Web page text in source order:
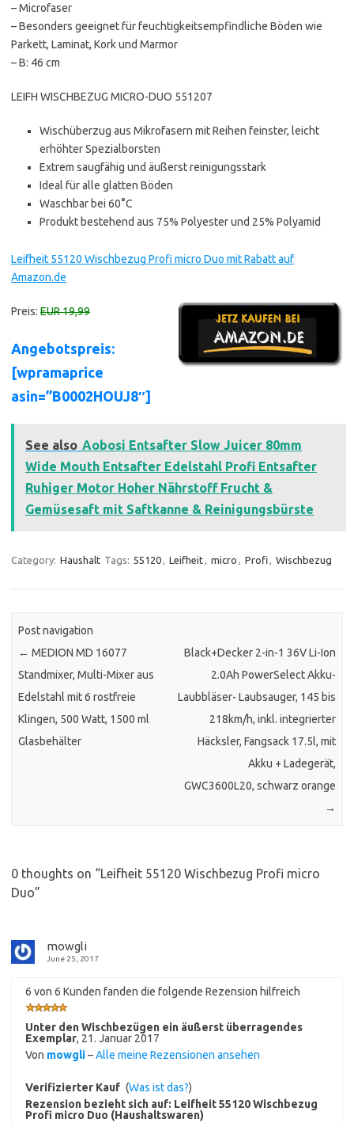
– Microfaser
– Besonders geeignet für feuchtigkeitsempfindliche Böden wie
Parkett, Laminat, Kork und Marmor
– B: 46 cm
LEIFH WISCHBEZUG MICRO-DUO 551207
Wischüberzug aus Mikrofasern mit Reihen feinster, leicht
erhöhter Spezialborsten
Extrem saugfähig und äußerst reinigungsstark
Ideal für alle glatten Böden
Waschbar bei 60°C
Produkt bestehend aus 75% Polyester und 25% Polyamid
Leifheit 55120 Wischbezug Profi micro Duo mit Rabatt auf
Amazon.de
Preis: EUR 19,99
Angebotspreis:
[wpramaprice
asin=”B0002HOUJ8″]
See also Aobosi Entsafter Slow Juicer 80mm
Wide Mouth Entsafter Edelstahl Profi Entsafter
Ruhiger Motor Hoher Nährstoff Frucht &
Gemüsesaft mit Saftkanne & Reinigungsbürste
Category: Haushalt Tags: 55120 Leifheit micro Profi Wischbezug
Post navigation
← MEDION MD 16077
Standmixer, Multi-Mixer aus
Edelstahl mit 6 rostfreie
Klingen, 500 Watt, 1500 ml
Glasbehälter
Black+Decker 2-in-1 36V Li-Ion
2.0Ah PowerSelect Akku-
Laubbläser- Laubsauger, 145 bis
218km/h, inkl. integrierter
Häcksler, Fangsack 17.5l, mit
Akku + Ladegerät,
GWC3600L20, schwarz orange
→
0 thoughts on “Leifheit 55120 Wischbezug Profi micro
Duo”
mowgli
June 25, 2017
6 von 6 Kunden fanden die folgende Rezension hilfreich
Unter den Wischbezügen ein äußerst überragendes
Exemplar, 21. Januar 2017
Von mowgli–Alle meine Rezensionen ansehen
Verifizierter Kauf (Was ist das?)
Rezension bezieht sich auf: Leifheit 55120 Wischbezug
Profi micro Duo (Haushaltswaren)